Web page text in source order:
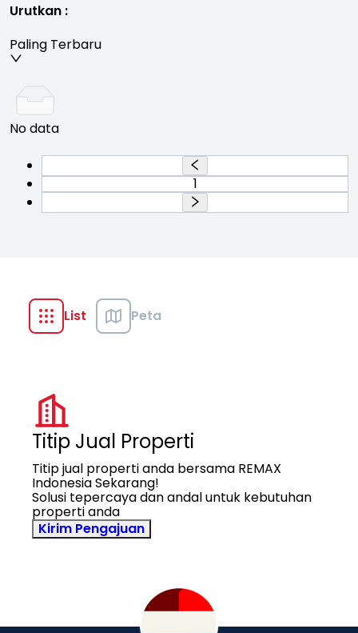
Urutkan :
Paling Terbaru
No data
1
List Peta
Titip Jual Properti
Titip jual properti anda bersama REMAX
Indonesia Sekarang!
Solusi tepercaya dan andal untuk kebutuhan
properti anda
Kirim Pengajuan